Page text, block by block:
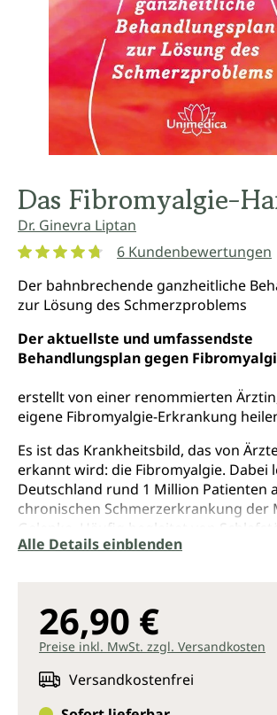
Das Fibromyalgie-
Dr. Ginevra Liptan
6 Kundenbewertungen
Der bahnbrechende ganzheitliche
zur Lösung des Schmerzproblems
Der aktuellste und umfassendste
Behandlungsplan gegen
erstellt von einer renommierten
eigene Fibromyalgie-Erkrankung
Es ist das Krankheitsbild, das von
erkannt wird: die Fibromyalgie. Dabei
Deutschland rund 1 Million Patienten
chronischen Schmerzerkrankung der
Gelenke. Häufig begleitet von
Erschöpfungszuständen oder
Handbuch ihren ganzheitlichen Ansatz
konventionelle und alternative
- Ruhe: Hyperaktive Stressreaktionen
Tiefschlafphasen ohne
Alle Details einblenden
26,90 €
Preise inkl. MwSt. zzgl. Versandkosten
Versandkostenfrei